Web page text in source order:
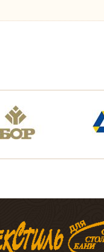
СКАТЕРТИ И САЛФЕТКИ
ТЕКСТИЛЬ ДЛЯ КУХНИ
Наборы для кухни
Полотенца для кухни
Махровые
Трикотаж
ТЕКСТИЛЬ ДЛЯ БАНИ